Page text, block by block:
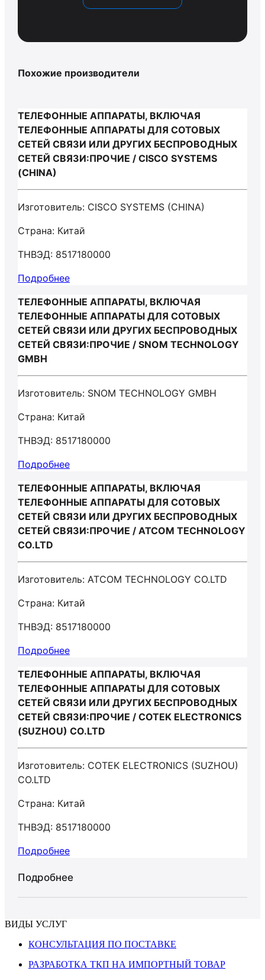
Похожие производители
ТЕЛЕФОННЫЕ АППАРАТЫ, ВКЛЮЧАЯ
ТЕЛЕФОННЫЕ АППАРАТЫ ДЛЯ СОТОВЫХ
СЕТЕЙ СВЯЗИ ИЛИ ДРУГИХ БЕСПРОВОДНЫХ
СЕТЕЙ СВЯЗИ:ПРОЧИЕ / CISCO SYSTEMS
(CHINA)
Изготовитель: CISCO SYSTEMS (CHINA)
Страна: Китай
ТНВЭД: 8517180000
Подробнее
ТЕЛЕФОННЫЕ АППАРАТЫ, ВКЛЮЧАЯ
ТЕЛЕФОННЫЕ АППАРАТЫ ДЛЯ СОТОВЫХ
СЕТЕЙ СВЯЗИ ИЛИ ДРУГИХ БЕСПРОВОДНЫХ
СЕТЕЙ СВЯЗИ:ПРОЧИЕ / SNOM TECHNOLOGY
GMBH
Изготовитель: SNOM TECHNOLOGY GMBH
Страна: Китай
ТНВЭД: 8517180000
Подробнее
ТЕЛЕФОННЫЕ АППАРАТЫ, ВКЛЮЧАЯ
ТЕЛЕФОННЫЕ АППАРАТЫ ДЛЯ СОТОВЫХ
СЕТЕЙ СВЯЗИ ИЛИ ДРУГИХ БЕСПРОВОДНЫХ
СЕТЕЙ СВЯЗИ:ПРОЧИЕ / ATCOM TECHNOLOGY
CO.LTD
Изготовитель: ATCOM TECHNOLOGY CO.LTD
Страна: Китай
ТНВЭД: 8517180000
Подробнее
ТЕЛЕФОННЫЕ АППАРАТЫ, ВКЛЮЧАЯ
ТЕЛЕФОННЫЕ АППАРАТЫ ДЛЯ СОТОВЫХ
СЕТЕЙ СВЯЗИ ИЛИ ДРУГИХ БЕСПРОВОДНЫХ
СЕТЕЙ СВЯЗИ:ПРОЧИЕ / COTEK ELECTRONICS
(SUZHOU) CO.LTD
Изготовитель: COTEK ELECTRONICS (SUZHOU)
CO.LTD
Страна: Китай
ТНВЭД: 8517180000
Подробнее
Подробнее
ВИДЫ УСЛУГ
КОНСУЛЬТАЦИЯ ПО ПОСТАВКЕ
РАЗРАБОТКА ТКП НА ИМПОРТНЫЙ ТОВАР